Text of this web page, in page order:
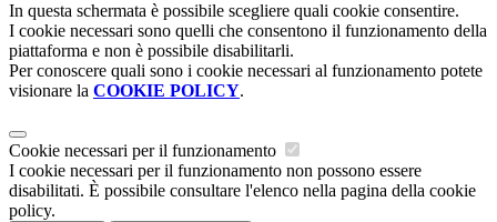
In questa schermata è possibile scegliere quali cookie consentire.
I cookie necessari sono quelli che consentono il funzionamento della
piattaforma e non è possibile disabilitarli.
Per conoscere quali sono i cookie necessari al funzionamento potete
visionare la COOKIE POLICY.
Cookie necessari per il funzionamento
I cookie necessari per il funzionamento non possono essere
disabilitati. È possibile consultare l'elenco nella pagina della cookie
policy.